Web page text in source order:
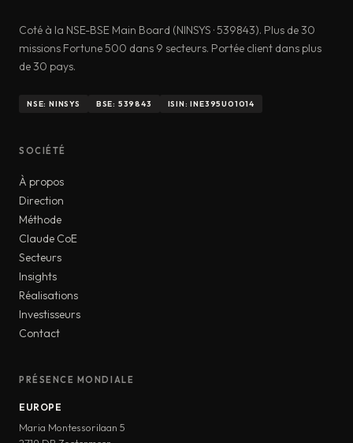
Coté à la NSE-BSE Main Board (NINSYS · 539843). Plus de 30
missions Fortune 500 dans 9 secteurs. Portée client dans plus
de 30 pays.
NSE: NINSYS BSE: 539843 ISIN: INE395U01014
SOCIÉTÉ
À propos
Direction
Méthode
Claude CoE
Secteurs
Insights
Réalisations
Investisseurs
Contact
PRÉSENCE MONDIALE
EUROPE
Maria Montessorilaan 5